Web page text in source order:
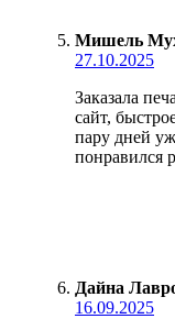
Мишель
27.10.2025
Заказала
сайт,
пару дней
понравился
Дайна
16.09.2025